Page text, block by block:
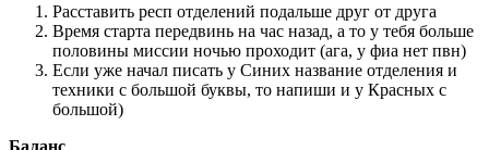
Расставить респ отделений подальше друг от друга
Время старта передвинь на час назад, а то у тебя больше
половины миссии ночью проходит (ага, у фиа нет пвн)
Если уже начал писать у Синих название отделения и
техники с большой буквы, то напиши и у Красных с
большой)
Баланс